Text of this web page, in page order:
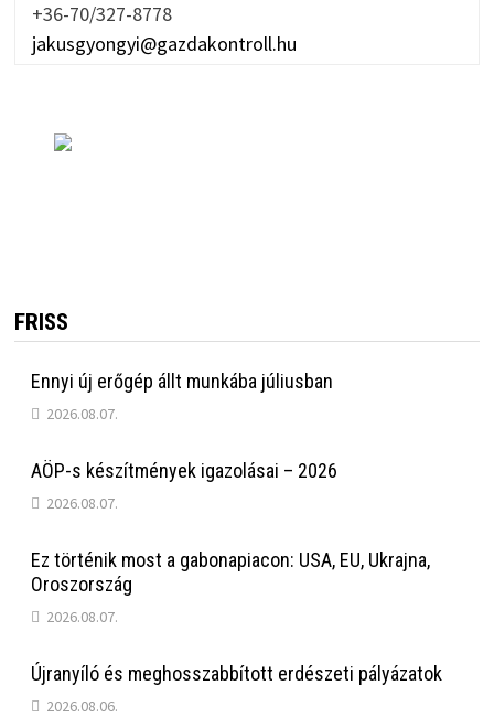
+36-70/327-8778
jakusgyongyi@gazdakontroll.hu
FRISS
Ennyi új erőgép állt munkába júliusban
2026.08.07.
AÖP-s készítmények igazolásai – 2026
2026.08.07.
Ez történik most a gabonapiacon: USA, EU, Ukrajna,
Oroszország
2026.08.07.
Újranyíló és meghosszabbított erdészeti pályázatok
2026.08.06.